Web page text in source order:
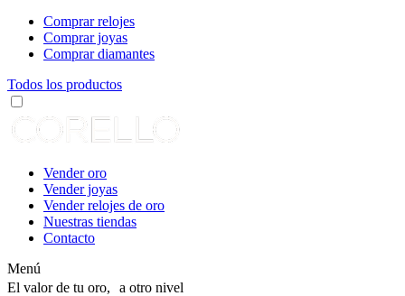
Comprar relojes
Comprar joyas
Comprar diamantes
Todos los productos
Vender oro
Vender joyas
Vender relojes de oro
Nuestras tiendas
Contacto
Menú
El valor de tu oro, a otro nivel